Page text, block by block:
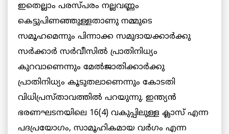
ഇതെല്ലാം പരസ്പരം നല്ലവണ്ണം
കെട്ടുപിണഞ്ഞുള്ളതാണു നമ്മുടെ
സമൂഹമെന്നും പിന്നാക്ക സമുദായക്കാര്‍ക്കു
സര്‍ക്കാര്‍ സര്‍വീസില്‍ പ്രാതിനിധ്യം
കുറവാണെന്നും മേല്‍ജാതിക്കാര്‍ക്കു
പ്രാതിനിധ്യം കൂടുതലാണെന്നും കോടതി
വിധിപ്രസ്താവത്തില്‍ പറയുന്നു. ഇന്ത്യന്‍
ഭരണഘടനയിലെ 16(4) വകുപ്പിലുള്ള ക്ലാസ് എന്ന
പദപ്രയോഗം, സാമൂഹികമായ വര്‍ഗം എന്ന